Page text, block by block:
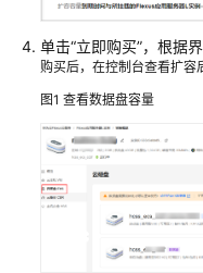
用
理
（适
用
于
应
单击“立即购买”，根据
购买后，在控制台查看扩容
图1 查看数据盘容量